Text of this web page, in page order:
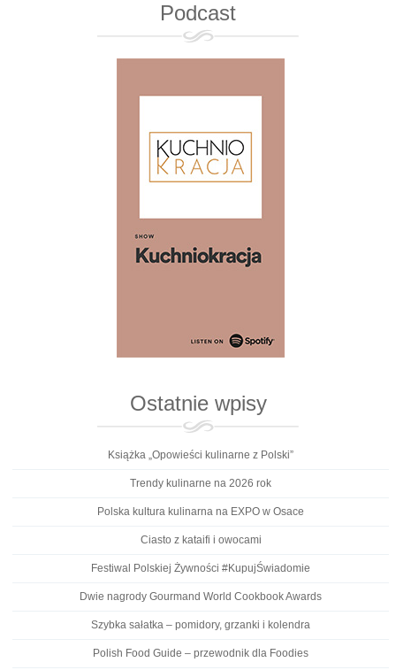
Podcast
Ostatnie wpisy
Książka „Opowieści kulinarne z Polski”
Trendy kulinarne na 2026 rok
Polska kultura kulinarna na EXPO w Osace
Ciasto z kataifi i owocami
Festiwal Polskiej Żywności #KupujŚwiadomie
Dwie nagrody Gourmand World Cookbook Awards
Szybka sałatka – pomidory, grzanki i kolendra
Polish Food Guide – przewodnik dla Foodies